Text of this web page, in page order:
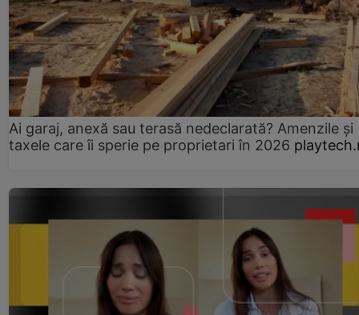
Ai garaj, anexă sau terasă nedeclarată? Amenzile și
taxele care îi sperie pe proprietari în 2026